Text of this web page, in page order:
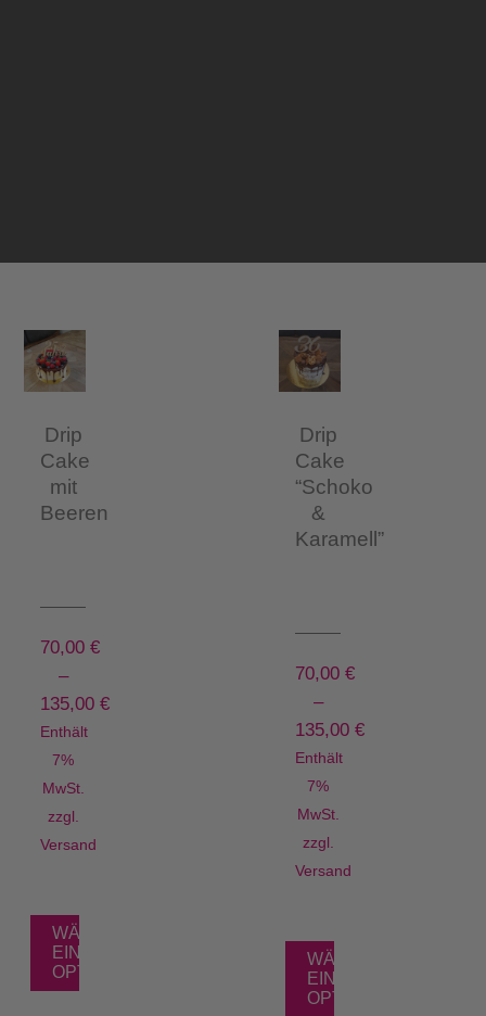
Drip
Cake
mit
Beeren
70,00€
–
135,00€
Enthält
7%
MwSt.
zzgl.
Versand
WÄHLE
EINE
OPTION
Drip
Cake
“Schoko
&
Karamell”
70,00€
–
135,00€
Enthält
7%
MwSt.
zzgl.
Versand
WÄHLE
EINE
OPTION